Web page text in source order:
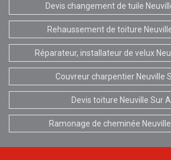
Devis changement de tuile
Rehaussement de toiture
Réparateur, installateur de velux
Couvreur charpentier Neuville
Devis toiture Neuville Sur
Ramonage de cheminée